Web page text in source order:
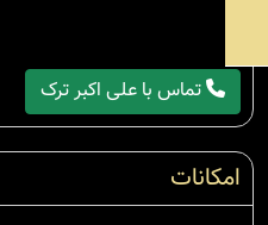
تماس با علی اکبر ترک
امکانات